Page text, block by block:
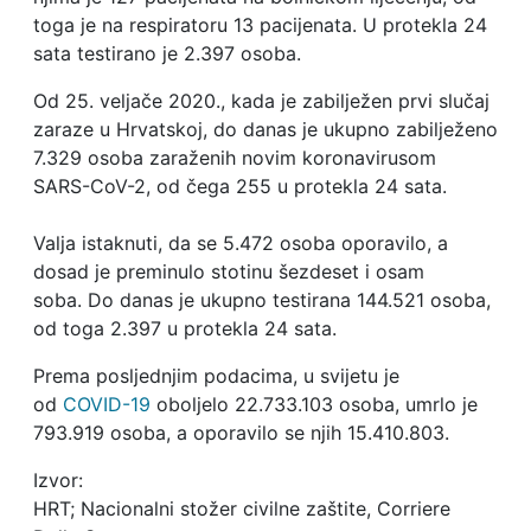
toga je na respiratoru 13 pacijenata. U protekla 24
sata testirano je 2.397 osoba.
Od 25. veljače 2020., kada je zabilježen prvi slučaj
zaraze u Hrvatskoj, do danas je ukupno zabilježeno
7.329 osoba zaraženih novim koronavirusom
SARS-CoV-2, od čega 255 u protekla 24 sata.
Valja istaknuti, da se 5.472 osoba oporavilo, a
dosad je preminulo stotinu šezdeset i osam
soba. Do danas je ukupno testirana 144.521 osoba,
od toga 2.397 u protekla 24 sata.
Prema posljednjim podacima, u svijetu je
od COVID-19 oboljelo 22.733.103 osoba, umrlo je
793.919 osoba, a oporavilo se njih 15.410.803.
Izvor:
HRT; Nacionalni stožer civilne zaštite, Corriere